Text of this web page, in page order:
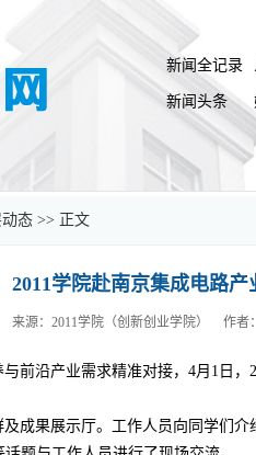
新闻全记录
新闻头条
态 >> 正文
2011学院赴南京集成电路
来源：2011学院（创新创业学院） 作者
前沿产业需求精准对接，4月1日
成果展示厅。工作人员向同学们